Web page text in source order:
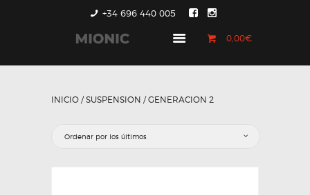
+34 696 440 005
0,00€
GENERACIÓN 1
COUNTRYMAN &
INICIO /SUSPENSION / GENERACION 2